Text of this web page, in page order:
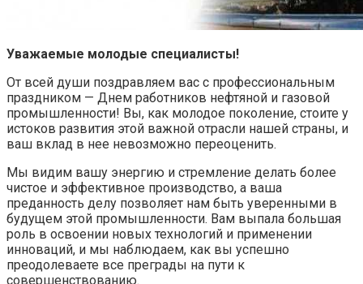
Уважаемые молодые специалисты!
От всей души поздравляем вас с профессиональным
праздником — Днем работников нефтяной и газовой
промышленности! Вы, как молодое поколение, стоите у
истоков развития этой важной отрасли нашей страны, и
ваш вклад в нее невозможно переоценить.
Мы видим вашу энергию и стремление делать более
чистое и эффективное производство, а ваша
преданность делу позволяет нам быть уверенными в
будущем этой промышленности. Вам выпала большая
роль в освоении новых технологий и применении
инноваций, и мы наблюдаем, как вы успешно
преодолеваете все преграды на пути к
совершенствованию.